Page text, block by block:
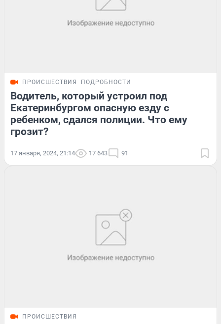
ПРОИСШЕСТВИЯ ПОДРОБНОСТИ
Водитель, который устроил под
Екатеринбургом опасную езду с
ребенком, сдался полиции. Что ему
грозит?
17 января, 2024, 21:14 17 643 91
ПРОИСШЕСТВИЯ